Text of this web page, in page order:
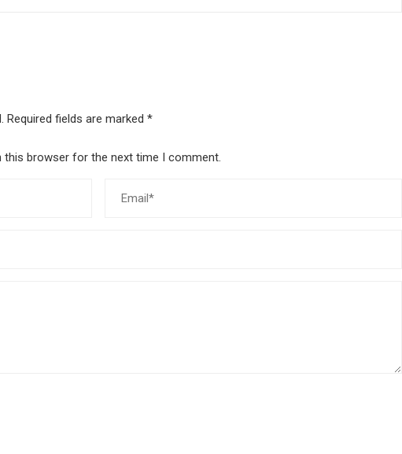
Required fields are marked *
this browser for the next time I comment.